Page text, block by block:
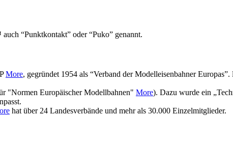
“Punktkontakt” oder “Puko” genannt.
More, gegründet 1954 als “Verband der Modelleisenbahner
"Normen Europäischer Modellbahnen" More). Dazu wurde ein
hat über 24 Landesverbände und mehr als 30.000 Einzelmitglieder.